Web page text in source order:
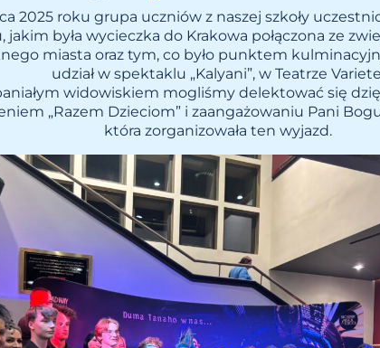
2025 roku grupa uczniów z naszej szkoły
jakim była wycieczka do Krakowa połączona ze
miasta oraz tym, co było punktem
udział w spektaklu „Kalyani”, w Teatrze
widowiskiem mogliśmy delektować się
„Razem Dzieciom” i zaangażowaniu Pani
która zorganizowała ten wyjazd.